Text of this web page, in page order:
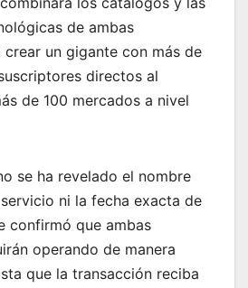
de ambas
un gigante con más de
directos al
de 100 mercados a nivel
se ha revelado el nombre
ni la fecha exacta de
confirmó que ambas
operando de manera
que la transacción reciba